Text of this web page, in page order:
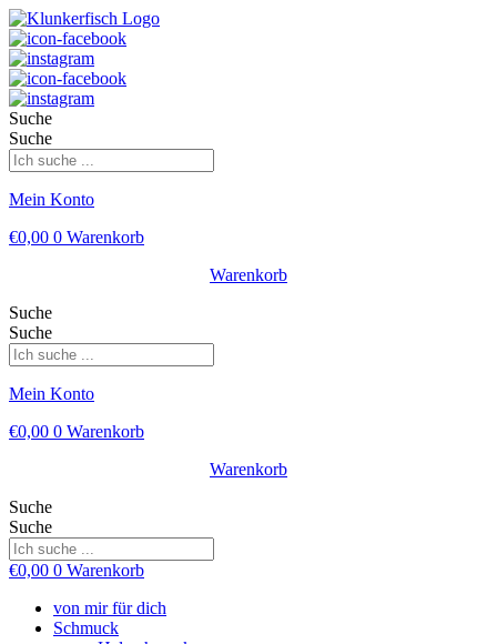
Suche
Suche
Mein Konto
€0,00 0 Warenkorb
Warenkorb
Suche
Suche
Mein Konto
€0,00 0 Warenkorb
Warenkorb
Suche
Suche
€0,00 0 Warenkorb
von mir für dich
Schmuck